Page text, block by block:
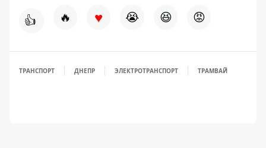
👍 🔥 ♥ 😭 😆 😡
ТРАНСПОРТ ДНЕПР ЭЛЕКТРОТРАНСПОРТ ТРАМВАЙ